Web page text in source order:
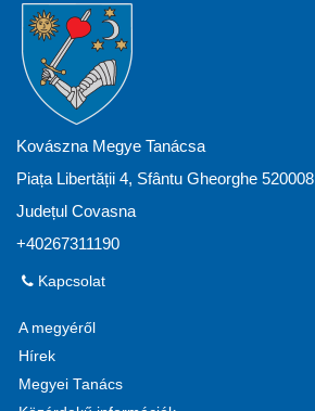
Kovászna Megye Tanácsa
Piața Libertății 4, Sfântu Gheorghe 520008
Județul Covasna
+40267311190
Kapcsolat
A megyéről
Hírek
Megyei Tanács